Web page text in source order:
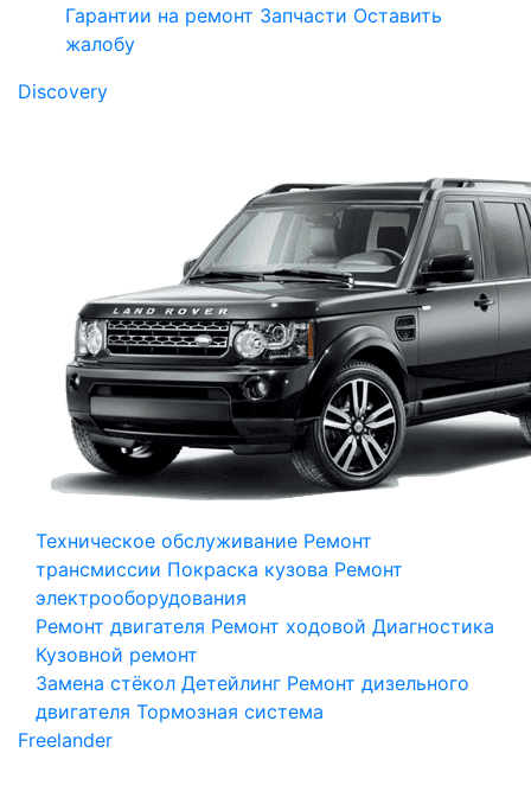
Гарантии на ремонт Запчасти Оставить
жалобу
Discovery
Техническое обслуживание Ремонт
трансмиссии Покраска кузова Ремонт
электрооборудования
Ремонт двигателя Ремонт ходовой Диагностика
Кузовной ремонт
Замена стёкол Детейлинг Ремонт дизельного
двигателя Тормозная система
Freelander